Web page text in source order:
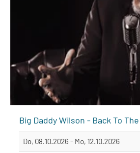
Big Daddy Wilson - Back To
Do, 08.10.2026 - Mo, 12.10.2026